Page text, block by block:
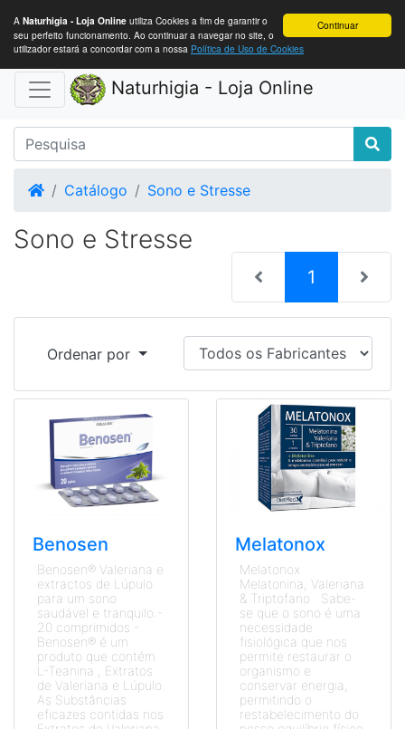
Continuar
A Naturhigia - Loja Online utiliza Cookies a fim de garantir o
seu perfeito funcionamento. Ao continuar a navegar no site, o
utilizador estará a concordar com a nossa Política de Uso de Cookies
Naturhigia - Loja Online
HomeCatálogo Sono e Stresse
Sono e Stresse
1 (current)
Ordenar por
Benosen
Benosen® Valeriana e
extractos de Lúpulo
para um sono
saudável e tranquilo.-
20 comprimidos -
Benosen® é um
produto que contém
L-Teanina , Extratos
de Valeriana e Lúpulo.
As Substâncias
eficazes contidas nos
Melatonox
Melatonox
Melatonina, Valeriana
& Triptofano Sabe-
se que o sono é uma
necessidade
fisiológica que nos
permite restaurar o
organismo e
conservar energia,
permitindo o
restabelecimento do